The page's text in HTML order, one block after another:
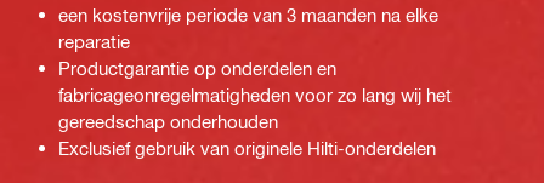
een kostenvrije periode van 3 maanden na elke
reparatie
Productgarantie op onderdelen en
fabricageonregelmatigheden voor zo lang wij het
gereedschap onderhouden
Exclusief gebruik van originele Hilti-onderdelen